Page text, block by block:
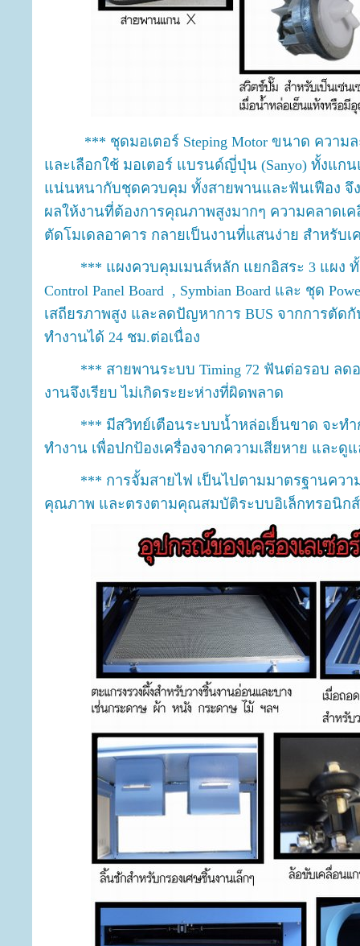
*** ชุดมอเตอร์ Steping Motor ขนาด ความละ
และเลือกใช้ มอเตอร์ แบรนด์ญี่ปุ่น (Sanyo) ทั้งแ
แน่นหนากับชุดควบคุม ทั้งสายพานและฟันเฟือง จึ
ผลให้งานที่ต้องการคุณภาพสูงมากๆ ความคลาดเ
ตัดโมเดลอาคาร กลายเป็นงานที่แสนง่าย สำหรับเ
*** แผงควบคุมเมนส์หลัก แยกอิสระ 3 แผง ทั้ง
Control Panel Board , Symbian Board และ ชุด
เสถียรภาพสูง และลดปัญหาการ BUS จากการตัด
ทำงานได้ 24 ชม.ต่อเนื่อง
*** สายพานระบบ Timing 72 ฟันต่อรอบ ลดอ
งานจึงเรียบ ไม่เกิดระยะห่างที่ผิดพลาด
*** มีสวิทย์เตือนระบบน้ำหล่อเย็นขาด จะทำ
ทำงาน เพื่อปกป้องเครื่องจากความเสียหาย และดู
*** การจั้มสายไฟ เป็นไปตามมาตรฐานความ
คุณภาพ และตรงตามคุณสมบัติระบบอิเล็กทรอนิกส์